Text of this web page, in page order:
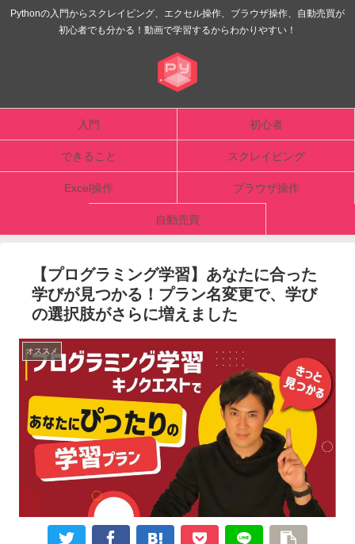
Pythonの入門からスクレイピング、エクセル操作、ブラウザ操作、自動売買が
初心者でも分かる！動画で学習するからわかりやすい！
入門 初心者
できること スクレイピング
Excel操作 ブラウザ操作
自動売買
【プログラミング学習】あなたに合った
学びが見つかる！プラン名変更で、学び
の選択肢がさらに増えました
オススメ